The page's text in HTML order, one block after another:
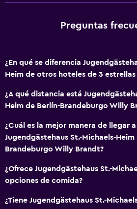
Preguntas
¿En qué se diferencia
Heim de otros hoteles de 3 estrellas
¿A qué distancia está
Heim de Berlín-Brandeburgo Willy
¿Cuál es la mejor manera de llegar a
Jugendgästehaus St.-Michaels-Heim
Brandeburgo Willy Brandt?
¿Ofrece Jugendgästehaus St.-
opciones de comida?
¿Tiene Jugendgästehaus St.-